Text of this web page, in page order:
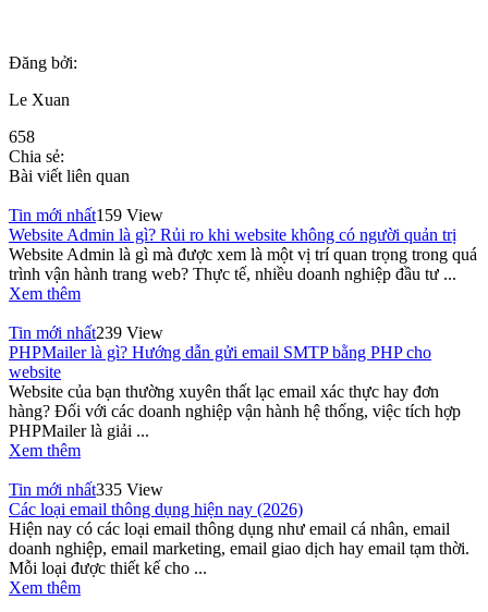
Đăng bởi:
Le Xuan
658
Chia sẻ:
Bài viết liên quan
Tin mới nhất159 View
Website Admin là gì? Rủi ro khi website không có người quản trị
Website Admin là gì mà được xem là một vị trí quan trọng trong quá
trình vận hành trang web? Thực tế, nhiều doanh nghiệp đầu tư ...
Xem thêm
Tin mới nhất239 View
PHPMailer là gì? Hướng dẫn gửi email SMTP bằng PHP cho
website
Website của bạn thường xuyên thất lạc email xác thực hay đơn
hàng? Đối với các doanh nghiệp vận hành hệ thống, việc tích hợp
PHPMailer là giải ...
Xem thêm
Tin mới nhất335 View
Các loại email thông dụng hiện nay (2026)
Hiện nay có các loại email thông dụng như email cá nhân, email
doanh nghiệp, email marketing, email giao dịch hay email tạm thời.
Mỗi loại được thiết kế cho ...
Xem thêm